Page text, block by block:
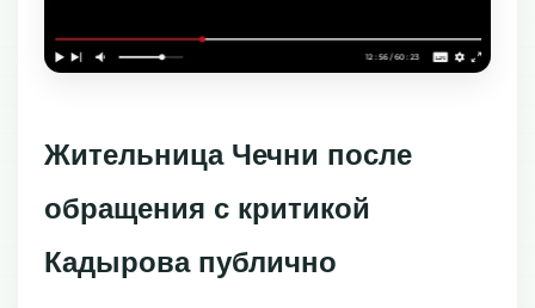
Жительница Чечни после
обращения с критикой
Кадырова публично